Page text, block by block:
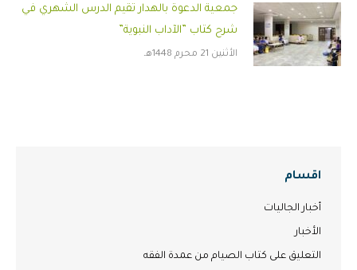
جمعية الدعوة بالهدار تقيم الدرس الشهري في
شرح كتاب ”الآداب النبوية”
الأثنين 21 محرم 1448هـ
اقسام
أخبار الجاليات
الأخبار
التعليق على كتاب الصيام من عمدة الفقه